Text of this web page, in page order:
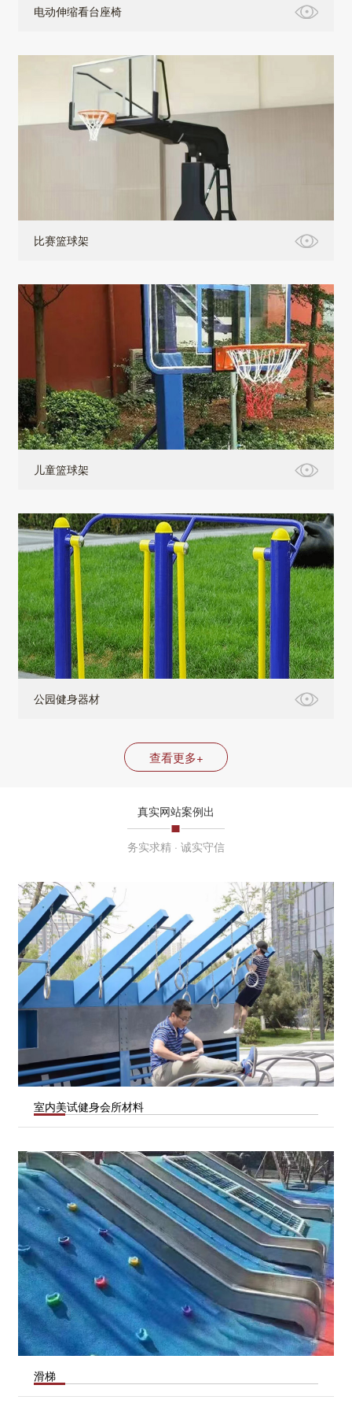
电动伸缩看台座椅
比赛篮球架
儿童篮球架
公园健身器材
查看更多+
真实网站案例出
务实求精 · 诚实守信
室内美试健身会所材料
滑梯